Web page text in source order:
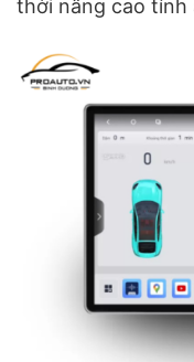
thời nâng cao tính